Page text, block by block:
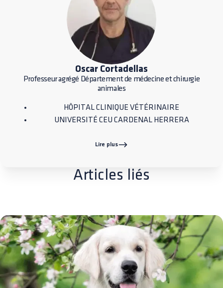
Oscar Cortadellas
Professeur agrégé Département de médecine et chirurgie
animales
HÔPITAL CLINIQUE VÉTÉRINAIRE
UNIVERSITÉ CEU CARDENAL HERRERA
Lire plus
Articles liés